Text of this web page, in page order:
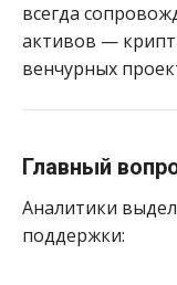
всегда
активов —
венчурных
Главный
Аналитики
поддержки: